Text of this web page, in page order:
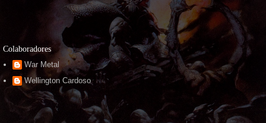
Colaboradores
War Metal
Wellington Cardoso